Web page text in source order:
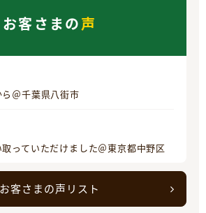
お客さまの声
＠千葉県八街市
っていただけました＠東京都中野区
お客さまの声リスト